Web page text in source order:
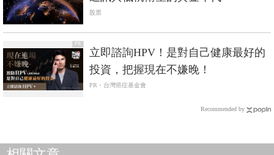
股票
PR
立即諮詢HPV！是對自己健康最好的
投資，把握現在不嫌晚！
PR・台灣癌症基金會
Recommended by